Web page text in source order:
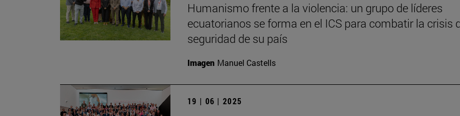
Humanismo frente a la violencia: un grupo de líderes
ecuatorianos se forma en el ICS para combatir la crisis
seguridad de su país
Imagen Manuel Castells
19 | 06 | 2025